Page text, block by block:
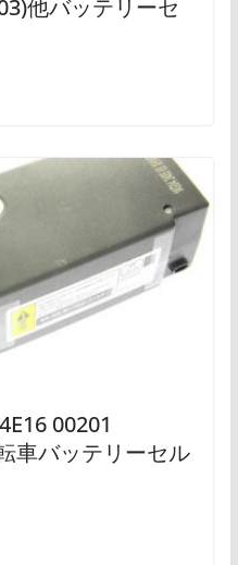
他バッテリーセ
00201
車バッテリーセル